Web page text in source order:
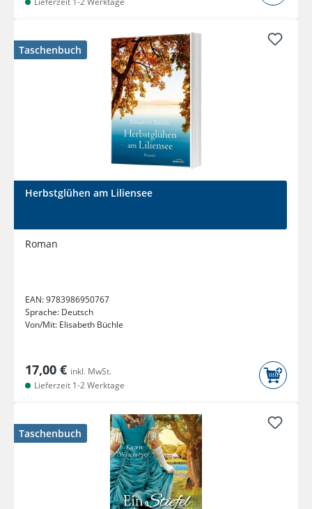
Taschenbuch
Herbstglühen am Liliensee
Roman
EAN:9783986950767
Sprache: Deutsch
Von/Mit: Elisabeth Büchle
17,00 € inkl. MwSt.
Lieferzeit 1-2 Werktage
Taschenbuch